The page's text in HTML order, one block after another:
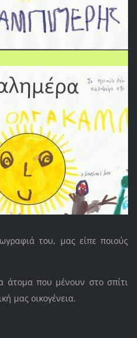
του, μας είπε ποιούς
άτομα που μένουν στο σπίτι
μας οικογένεια.